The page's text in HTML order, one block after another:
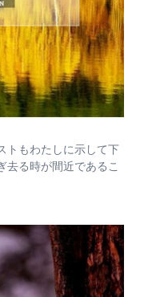
トもわたしに示して下
去る時が間近であるこ